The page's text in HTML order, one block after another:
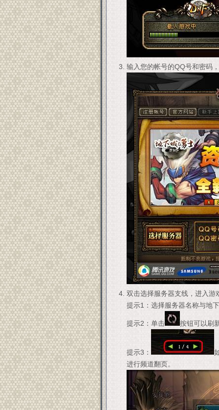
输入您的帐号的QQ号和密码
双击选择服务器支线，进入游
提示1：选择服务器名称与地
提示2：单击 按钮可以刷
提示3：
进行频道翻页。